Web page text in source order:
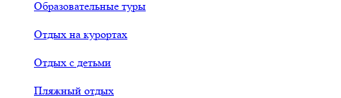
Образовательные туры
Отдых на курортах
Отдых с детьми
Пляжный отдых